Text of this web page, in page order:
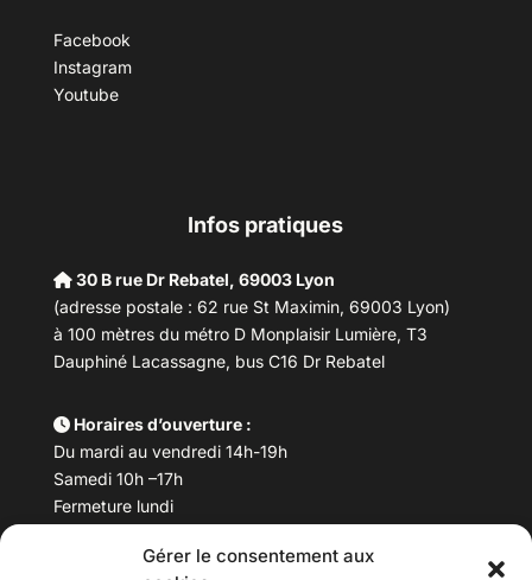
Gérer le consentement aux
Facebook
Instagram
Youtube
Infos pratiques
30 B rue Dr Rebatel, 69003 Lyon
(adresse postale : 62 rue St Maximin, 69003 Lyon)
à 100 mètres du métro D Monplaisir Lumière, T3
Dauphiné Lacassagne, bus C16 Dr Rebatel
Horaires d’ouverture :
Du mardi au vendredi 14h-19h
Samedi 10h –17h
Fermeture lundi
Téléphone : 04 78 53 06 40